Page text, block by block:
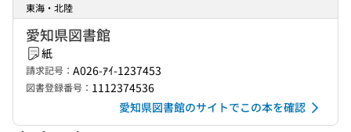
東海・北陸
愛知県図書館
紙
請求記号： A026-ｱｲ-1237453
図書登録番号： 1112374536
愛知県図書館のサイトでこの本を確認